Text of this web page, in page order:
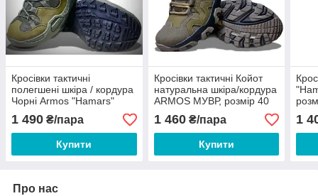
Кросівки тактичні
полегшені шкіра / кордура
Чорні Armos "Hamars"
розмір 40 41 42 43 44 45
1 490 ₴/пара
Купити
Кросівки тактичні Койот
натуральна шкіра/кордура
ARMOS МУВР, розмір 40
41 42 43 44 45 46
1 460₴/пара
Купити
1
Про нас